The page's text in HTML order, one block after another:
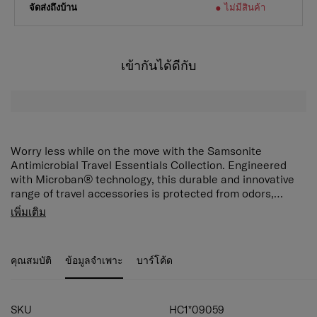
จัดส่งถึงบ้าน ไม่มีสินค้า
เข้ากันได้ดีกับ
Worry less while on the move with the Samsonite
Antimicrobial Travel Essentials Collection. Engineered
with Microban® technology, this durable and innovative
range of travel accessories is protected from odors,
stains, and wear and tear caused by microbes.
Protect your backpack against dirt and scratches with
this foldable, snug-fit cover. Treated with antimicrobial
Available in two sizes.
protect the users of these products or others from
เพิ่มเติม
คุณสมบัติ ข้อมูลจำเพาะ บาร์โค้ด
SKU HC1*09059